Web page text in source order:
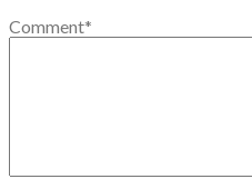
Comment*